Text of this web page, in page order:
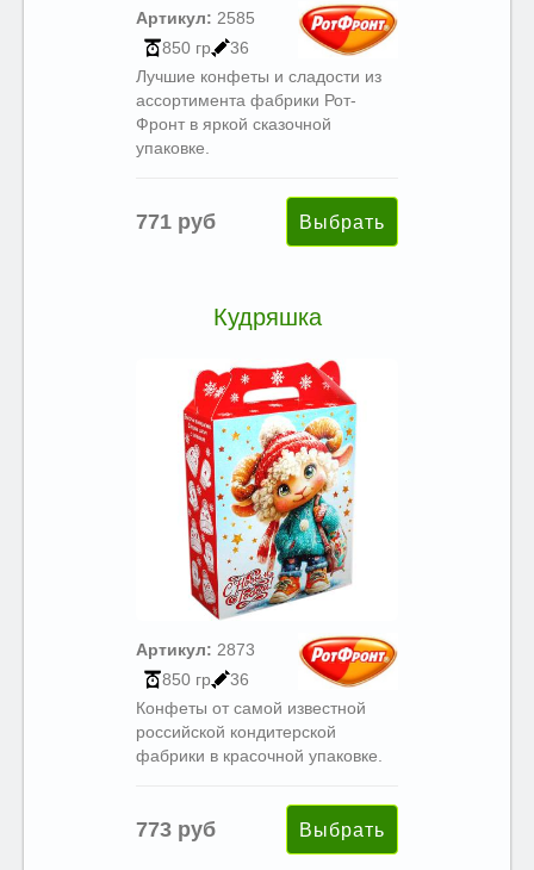
Артикул: 2585
850 гр
36
Лучшие конфеты и сладости из
ассортимента фабрики Рот-
Фронт в яркой сказочной
упаковке.
771 руб
Кудряшка
Артикул: 2873
850 гр
36
Конфеты от самой известной
российской кондитерской
фабрики в красочной упаковке.
773 руб